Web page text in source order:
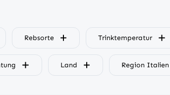
Rebsorte Trinktemperatur
Land Region Italien